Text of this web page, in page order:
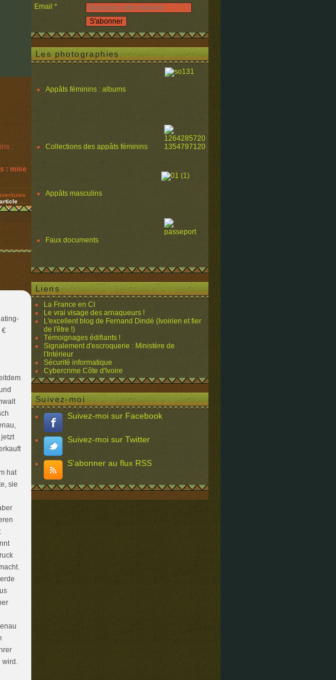
: mise
€
hat
sie
wird.
Email
Les photographies
Appâts féminins : albums
Collections des appâts féminins
Appâts masculins
Faux documents
Liens
La France en CI
Le vrai visage des arnaqueurs !
L'excellent blog de Fernand Dindé (Ivoirien et fier
de l'être !)
Témoignages édifiants !
Signalement d'escroquerie : Ministère de
l'Intérieur
Sécurité informatique
Cybercrime Côte d'Ivoire
Suivez-moi
Suivez-moi sur Facebook
Suivez-moi sur Twitter
S'abonner au flux RSS